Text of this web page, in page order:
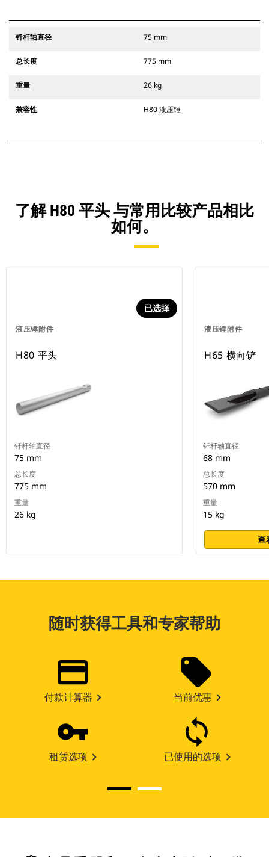
钎杆轴直径 75 mm
总长度 775 mm
重量 26 kg
兼容性 H80 液压锤
了解 H80 平头 与常用比较产品相比
如何。
液压锤附件
已选择
H80 平头
钎杆轴直径
75 mm
总长度
775 mm
重量
26 kg
液压锤附件
H65 横向铲
钎杆轴直径
68 mm
总长度
570 mm
重量
15 kg
查
随时获得工具和专家帮助
付款计算器 当前优惠
租赁选项 已使用的选项